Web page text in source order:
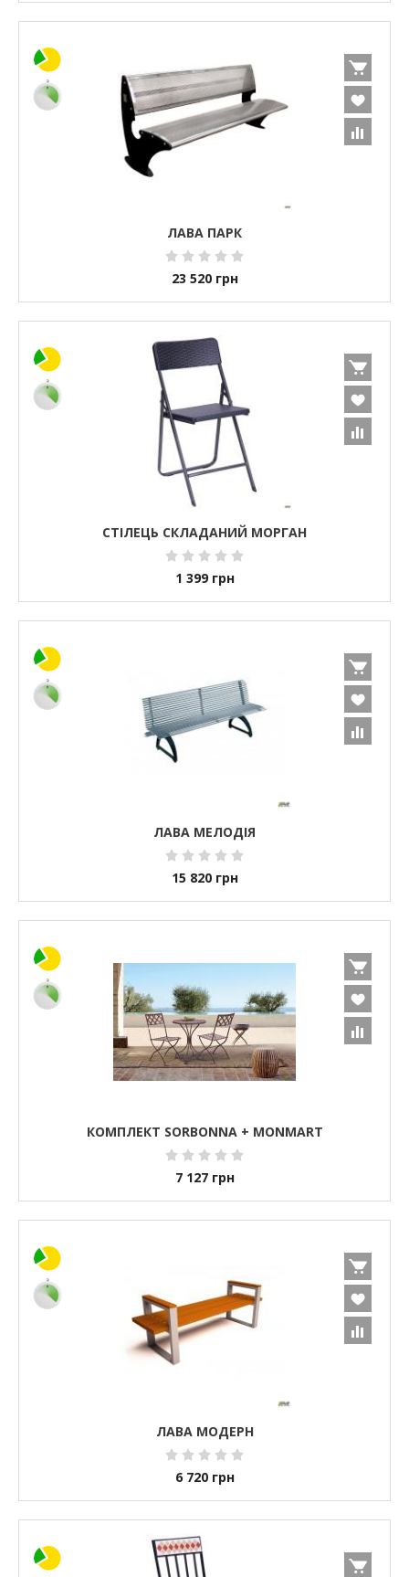
ЛАВА ПАРК
23 520 грн
СТІЛЕЦЬ СКЛАДАНИЙ МОРГАН
1 399 грн
ЛАВА МЕЛОДІЯ
15 820 грн
КОМПЛЕКТ SORBONNA + MONMART
7 127 грн
ЛАВА МОДЕРН
6 720 грн